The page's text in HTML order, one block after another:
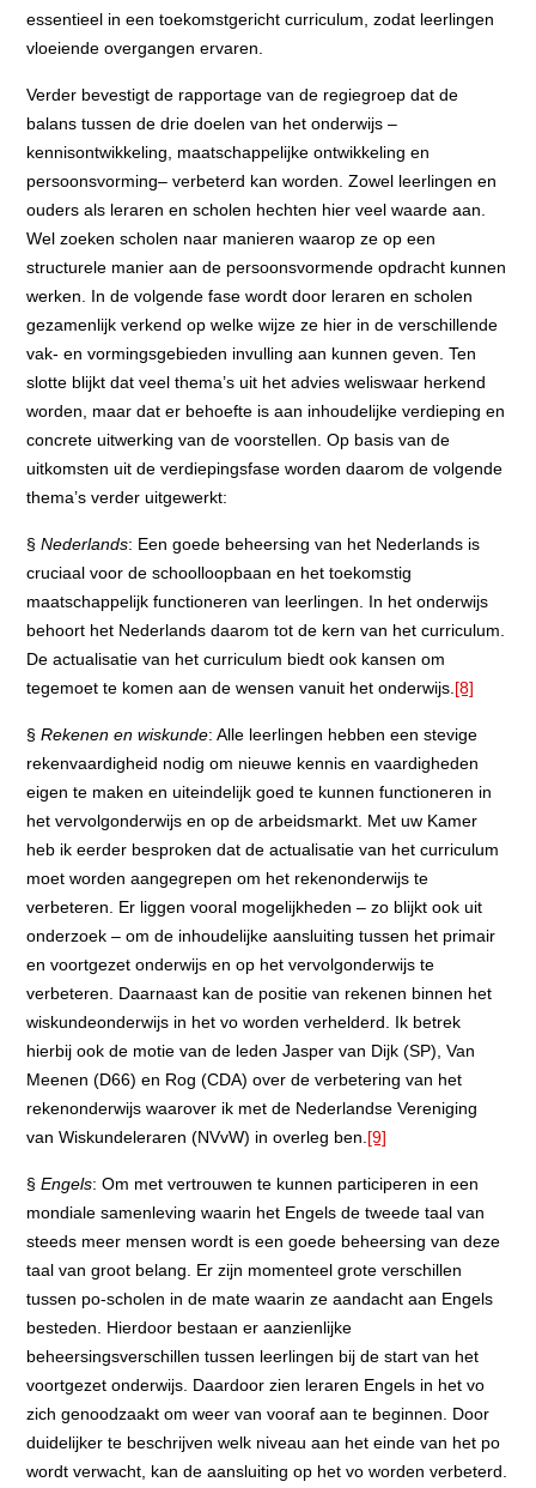
essentieel in een toekomstgericht curriculum, zodat leerlingen
vloeiende overgangen ervaren.
Verder bevestigt de rapportage van de regiegroep dat de
balans tussen de drie doelen van het onderwijs –
kennisontwikkeling, maatschappelijke ontwikkeling en
persoonsvorming– verbeterd kan worden. Zowel leerlingen en
ouders als leraren en scholen hechten hier veel waarde aan.
Wel zoeken scholen naar manieren waarop ze op een
structurele manier aan de persoonsvormende opdracht kunnen
werken. In de volgende fase wordt door leraren en scholen
gezamenlijk verkend op welke wijze ze hier in de verschillende
vak- en vormingsgebieden invulling aan kunnen geven. Ten
slotte blijkt dat veel thema’s uit het advies weliswaar herkend
worden, maar dat er behoefte is aan inhoudelijke verdieping en
concrete uitwerking van de voorstellen. Op basis van de
uitkomsten uit de verdiepingsfase worden daarom de volgende
thema’s verder uitgewerkt:
§Nederlands: Een goede beheersing van het Nederlands is
cruciaal voor de schoolloopbaan en het toekomstig
maatschappelijk functioneren van leerlingen. In het onderwijs
behoort het Nederlands daarom tot de kern van het curriculum.
De actualisatie van het curriculum biedt ook kansen om
tegemoet te komen aan de wensen vanuit het onderwijs. [8]
§Rekenen en wiskunde: Alle leerlingen hebben een stevige
rekenvaardigheid nodig om nieuwe kennis en vaardigheden
eigen te maken en uiteindelijk goed te kunnen functioneren in
het vervolgonderwijs en op de arbeidsmarkt. Met uw Kamer
heb ik eerder besproken dat de actualisatie van het curriculum
moet worden aangegrepen om het rekenonderwijs te
verbeteren. Er liggen vooral mogelijkheden – zo blijkt ook uit
onderzoek – om de inhoudelijke aansluiting tussen het primair
en voortgezet onderwijs en op het vervolgonderwijs te
verbeteren. Daarnaast kan de positie van rekenen binnen het
wiskundeonderwijs in het vo worden verhelderd. Ik betrek
hierbij ook de motie van de leden Jasper van Dijk (SP), Van
Meenen (D66) en Rog (CDA) over de verbetering van het
rekenonderwijs waarover ik met de Nederlandse Vereniging
van Wiskundeleraren (NVvW) in overleg ben. [9]
§Engels: Om met vertrouwen te kunnen participeren in een
mondiale samenleving waarin het Engels de tweede taal van
steeds meer mensen wordt is een goede beheersing van deze
taal van groot belang. Er zijn momenteel grote verschillen
tussen po-scholen in de mate waarin ze aandacht aan Engels
besteden. Hierdoor bestaan er aanzienlijke
beheersingsverschillen tussen leerlingen bij de start van het
voortgezet onderwijs. Daardoor zien leraren Engels in het vo
zich genoodzaakt om weer van vooraf aan te beginnen. Door
duidelijker te beschrijven welk niveau aan het einde van het po
wordt verwacht, kan de aansluiting op het vo worden verbeterd.